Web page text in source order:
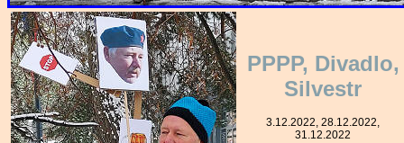
PPPP, Divadlo,
Silvestr
3.12.2022, 28.12.2022,
31.12.2022